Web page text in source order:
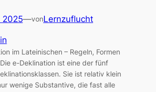
2025—vonLernzuflucht
im Lateinischen – Regeln, Formen
e-Deklination ist eine der fünf
Sie ist relativ klein
wenige Substantive, die fast alle